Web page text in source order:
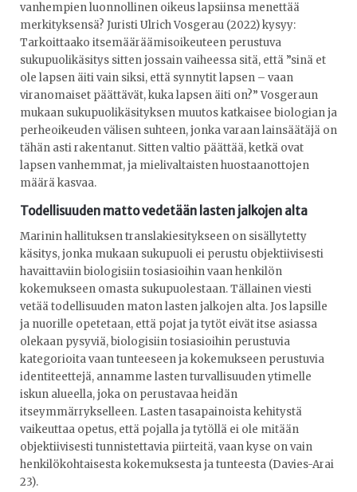
vanhempien luonnollinen oikeus lapsiinsa menettää
merkityksensä? Juristi Ulrich Vosgerau (2022) kysyy:
Tarkoittaako itsemääräämisoikeuteen perustuva
sukupuolikäsitys sitten jossain vaiheessa sitä, että ”sinä et
ole lapsen äiti vain siksi, että synnytit lapsen – vaan
viranomaiset päättävät, kuka lapsen äiti on?” Vosgeraun
mukaan sukupuolikäsityksen muutos katkaisee biologian ja
perheoikeuden välisen suhteen, jonka varaan lainsäätäjä on
tähän asti rakentanut. Sitten valtio päättää, ketkä ovat
lapsen vanhemmat, ja mielivaltaisten huostaanottojen
määrä kasvaa.
Todellisuuden matto vedetään lasten jalkojen alta
Marinin hallituksen translakiesitykseen on sisällytetty
käsitys, jonka mukaan sukupuoli ei perustu objektiivisesti
havaittaviin biologisiin tosiasioihin vaan henkilön
kokemukseen omasta sukupuolestaan. Tällainen viesti
vetää todellisuuden maton lasten jalkojen alta. Jos lapsille
ja nuorille opetetaan, että pojat ja tytöt eivät itse asiassa
olekaan pysyviä, biologisiin tosiasioihin perustuvia
kategorioita vaan tunteeseen ja kokemukseen perustuvia
identiteettejä, annamme lasten turvallisuuden ytimelle
iskun alueella, joka on perustavaa heidän
itseymmärrykselleen. Lasten tasapainoista kehitystä
vaikeuttaa opetus, että pojalla ja tytöllä ei ole mitään
objektiivisesti tunnistettavia piirteitä, vaan kyse on vain
henkilökohtaisesta kokemuksesta ja tunteesta (Davies-Arai
23).